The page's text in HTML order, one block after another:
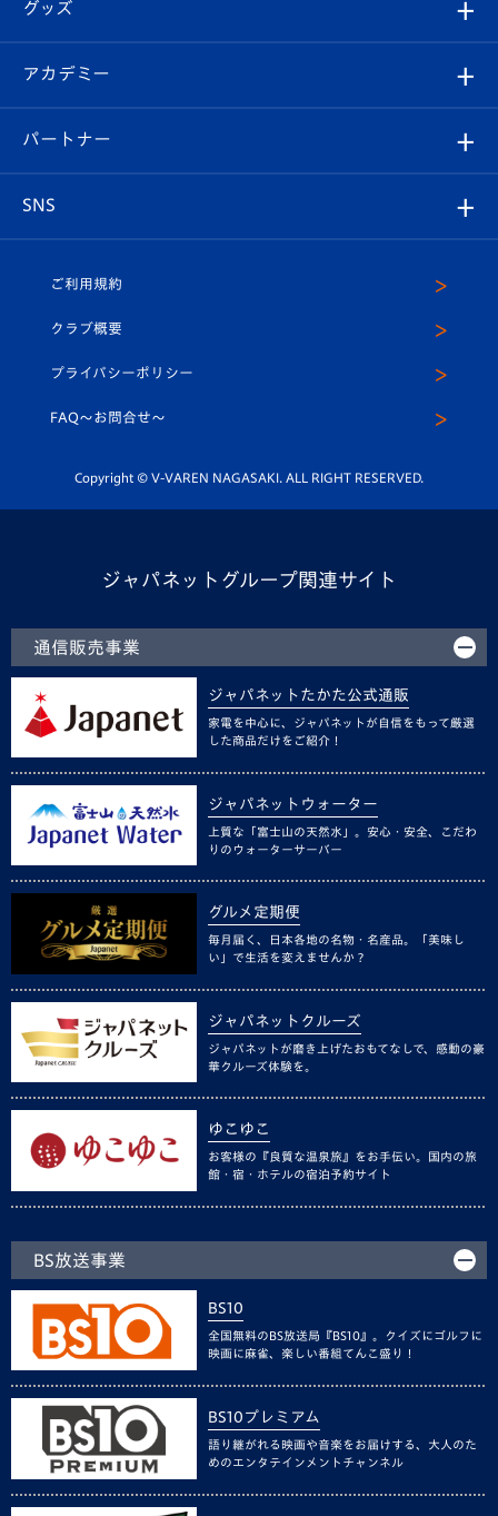
チケット
イベント
メディア
ホームタウン
スタッフプロフィール
マスコット紹介
平和祈念活動
ホームタウン活動
Revive Team
ヴィヴィくんの長崎おもてなしガイド
フォトギャラリー
スタジアムグルメ
V-LOVERS（ファンクラブ）
プレイヤーズスイート
グッズ
オンラインショップ
店舗情報
アカデミー
育成からのお知らせ
U-18
スクール
パートナー
SNS
ヴィヴィくんインスタグラム
公式LINE＠
ご利用規約
クラブ概要
プライバシーポリシー
FAQ〜お問合せ〜
Copyright © V-VAREN NAGASAKI. ALL RIGHT RESERVED.
ジャパネットグループ関連サイト
通信販売事業
ジャパネットたかた公式通販
家電を中心に、ジャパネットが自信をもって厳選
した商品だけをご紹介！
ジャパネットウォーター
上質な「富士山の天然水」。安心・安全、こだわ
りのウォーターサーバー
グルメ定期便
毎月届く、日本各地の名物・名産品。「美味し
い」で生活を変えませんか？
ジャパネットクルーズ
ジャパネットが磨き上げたおもてなしで、感動の豪
華クルーズ体験を。
ゆこゆこ
お客様の『良質な温泉旅』をお手伝い。国内の旅
館・宿・ホテルの宿泊予約サイト
BS放送事業
BS10
全国無料のBS放送局『BS10』。クイズにゴルフに
映画に麻雀、楽しい番組てんこ盛り！
BS10プレミアム
語り継がれる映画や音楽をお届けする、大人のた
めのエンタテインメントチャンネル